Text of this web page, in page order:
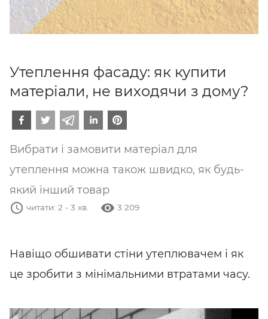
Утеплення фасаду: як купити
матеріали, не виходячи з дому?
Вибрати і замовити матеріал для
утеплення можна також швидко, як будь-
який інший товар
3 209
Навіщо обшивати стіни утеплювачем і як
це зробити з мінімальними втратами часу.